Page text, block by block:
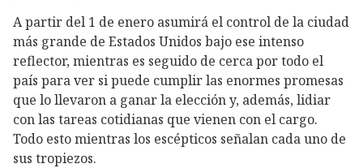
A partir del 1 de enero asumirá el control de la ciudad
más grande de Estados Unidos bajo ese intenso
reflector, mientras es seguido de cerca por todo el
país para ver si puede cumplir las enormes promesas
que lo llevaron a ganar la elección y, además, lidiar
con las tareas cotidianas que vienen con el cargo.
Todo esto mientras los escépticos señalan cada uno de
sus tropiezos.